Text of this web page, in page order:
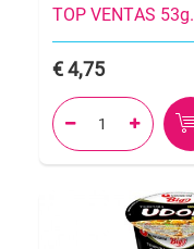
TOP VENTAS 53g.
4,75
 